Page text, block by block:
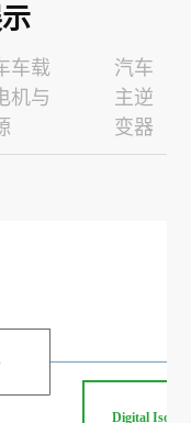
车载
机与
汽车
主逆
变器
Digital